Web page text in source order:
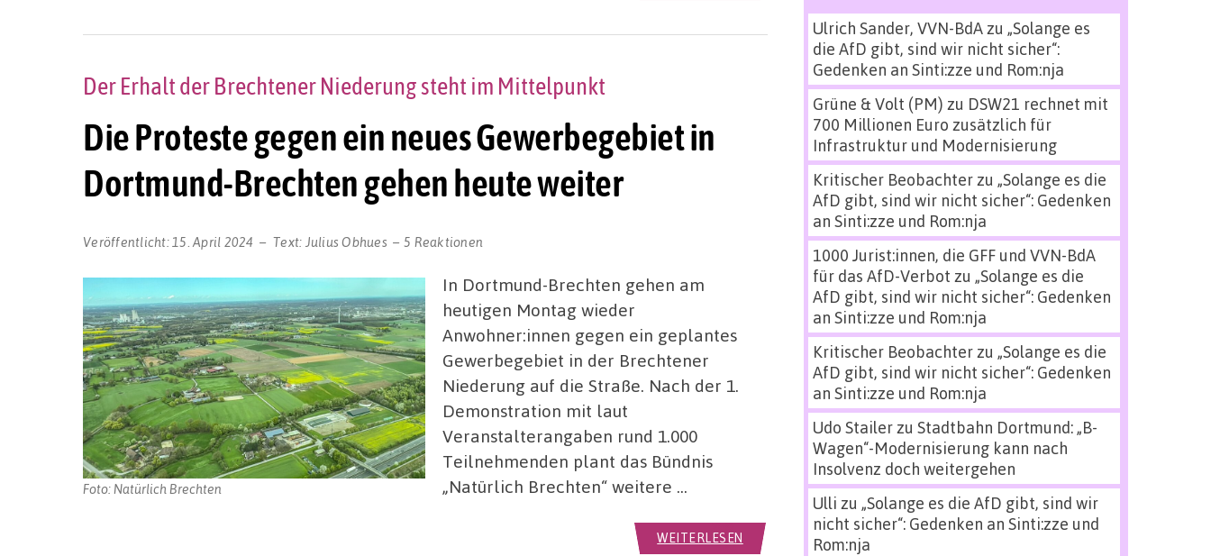
Die Proteste gegen ein neues Gewerbegebiet in
Dortmund-Brechten gehen heute weiter
Der Erhalt der Brechtener Niederung steht im Mittelpunkt
Veröffentlicht: 15. April 2024 Text: Julius Obhues 5 Reaktionen
Foto: Natürlich Brechten
In Dortmund-Brechten gehen am
heutigen Montag wieder
Anwohner:innen gegen ein geplantes
Gewerbegebiet in der Brechtener
Niederung auf die Straße. Nach der 1.
Demonstration mit laut
Veranstalterangaben rund 1.000
Teilnehmenden plant das Bündnis
„Natürlich Brechten“ weitere …
WEITERLESEN
Ulrich Sander, VVN-BdAzu „Solange es
die AfD gibt, sind wir nicht sicher“:
Gedenken an Sinti:zze und Rom:nja
Grüne & Volt (PM) zu DSW21 rechnet mit
700 Millionen Euro zusätzlich für
Infrastruktur und Modernisierung
Kritischer Beobachterzu „Solange es die
AfD gibt, sind wir nicht sicher“: Gedenken
an Sinti:zze und Rom:nja
1000 Jurist:innen, die GFF und VVN-BdA
für das AfD-Verbot zu „Solange es die
AfD gibt, sind wir nicht sicher“: Gedenken
an Sinti:zze und Rom:nja
Kritischer Beobachterzu „Solange es die
AfD gibt, sind wir nicht sicher“: Gedenken
an Sinti:zze und Rom:nja
Udo Stailerzu Stadtbahn Dortmund: „B-
Wagen“-Modernisierung kann nach
Insolvenz doch weitergehen
Ulli zu „Solange es die AfD gibt, sind wir
nicht sicher“: Gedenken an Sinti:zze und
Rom:nja